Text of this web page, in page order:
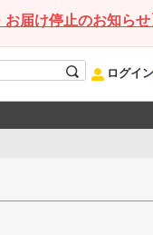
届け停止のお知らせ
ログイン